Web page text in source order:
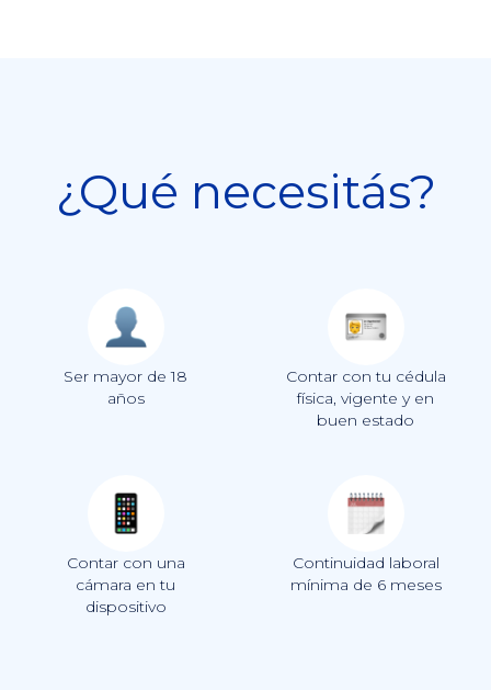
¿Qué necesitás?
Ser mayor de 18
años
Contar con tu cédula
física, vigente y en
buen estado
Contar con una
cámara en tu
dispositivo
Continuidad laboral
mínima de 6 meses